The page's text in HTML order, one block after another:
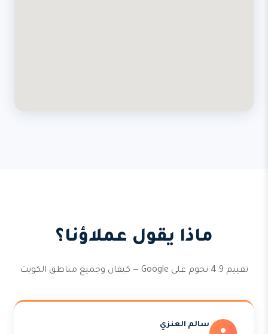
ماذا يقول عملاؤنا؟
تقييم 4.9 نجوم على Google — كيفان وجميع مناطق الكويت
سالم العنزي